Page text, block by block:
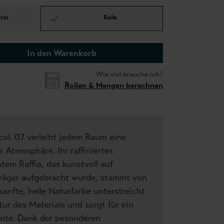
Rolle
In den Warenkorb
Wie viel brauche ich?
Rollen & Mengen berechnen
07 verleiht jedem Raum eine
Atmosphäre. Ihr raffiniertes
Raffia, das kunstvoll auf
aufgebracht wurde, stammt von
helle Naturfarbe unterstreicht
des Materials und sorgt für ein
Dank der besonderen